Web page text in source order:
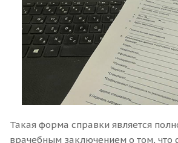
Такая форма справки является
врачебным заключением о том, что